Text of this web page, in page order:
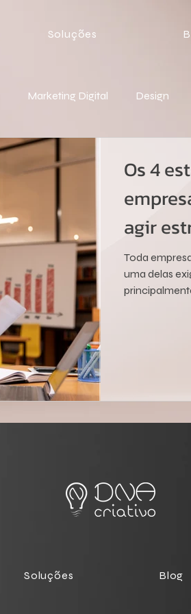
Soluções
Marketing Digital Design
Os 4
agir
Toda
uma delas
Soluções Blog